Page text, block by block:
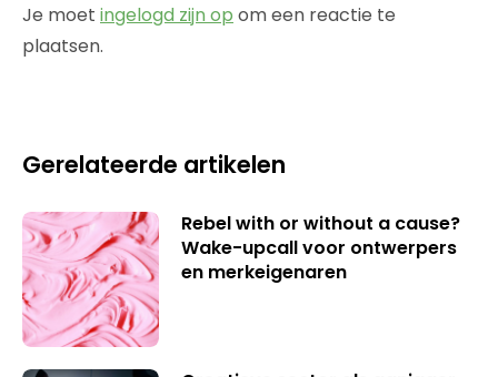
Je moet ingelogd zijn op om een reactie te
plaatsen.
Gerelateerde artikelen
Rebel with or without a cause?
Wake-upcall voor ontwerpers
en merkeigenaren